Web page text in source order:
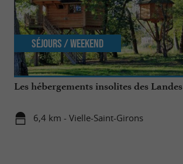
Les hébergements insolites des Landes
6,4 km - Vielle-Saint-Girons
Séjours / Weekend